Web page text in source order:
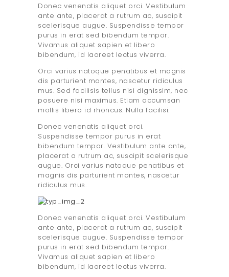
Donec venenatis aliquet orci. Vestibulum
ante ante, placerat a rutrum ac, suscipit
scelerisque augue. Suspendisse tempor
purus in erat sed bibendum tempor.
Vivamus aliquet sapien et libero
bibendum, id laoreet lectus viverra.
Orci varius natoque penatibus et magnis
dis parturient montes, nascetur ridiculus
mus. Sed facilisis tellus nisi dignissim, nec
posuere nisi maximus. Etiam accumsan
mollis libero id rhoncus. Nulla facilisi.
Donec venenatis aliquet orci.
Suspendisse tempor purus in erat
bibendum tempor. Vestibulum ante ante,
placerat a rutrum ac, suscipit scelerisque
augue. Orci varius natoque penatibus et
magnis dis parturient montes, nascetur
ridiculus mus.
Donec venenatis aliquet orci. Vestibulum
ante ante, placerat a rutrum ac, suscipit
scelerisque augue. Suspendisse tempor
purus in erat sed bibendum tempor.
Vivamus aliquet sapien et libero
bibendum, id laoreet lectus viverra.